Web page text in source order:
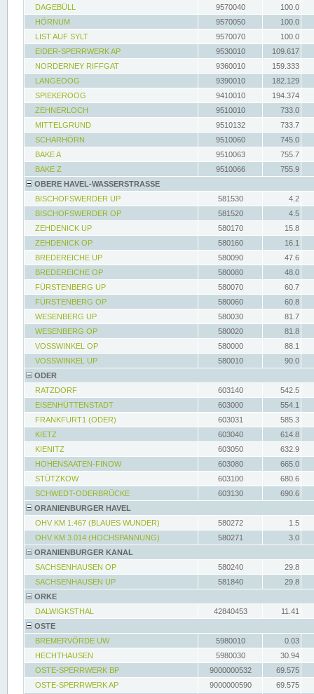
DAGEBÜLL 9570040
100.0
HÖRNUM
9570050
100.0
LIST AUF SYLT
9570070
100.0
EIDER-SPERRWERK AP
9530010
109.617
NORDERNEY RIFFGAT
9360010
159.333
LANGEOOG
9390010
182.129
SPIEKEROOG
9410010
194.374
ZEHNERLOCH
9510010
733.0
MITTELGRUND
9510132
733.7
SCHARHÖRN
9510060
745.0
BAKE A
9510063
755.7
BAKE Z
9510066
755.9
OBERE HAVEL-WASSERSTRASSE
BISCHOFSWERDER UP
581530
4.2
BISCHOFSWERDER OP
581520
4.5
ZEHDENICK UP
580170
15.8
ZEHDENICK OP
580160
16.1
BREDEREICHE UP
580090
47.6
BREDEREICHE OP
580080
48.0
FÜRSTENBERG UP
580070
60.7
FÜRSTENBERG OP
580060
60.8
WESENBERG UP
580030
81.7
WESENBERG OP
580020
81.8
VOSSWINKEL OP
580000
88.1
VOSSWINKEL UP
580010
90.0
ODER
RATZDORF
603140
542.5
EISENHÜTTENSTADT
603000
554.1
FRANKFURT1 (ODER)
603031
585.3
KIETZ
603040
614.8
KIENITZ
603050
632.9
HOHENSAATEN-FINOW
603080
665.0
STÜTZKOW
603100
680.6
SCHWEDT-ODERBRÜCKE
603130
690.6
ORANIENBURGER HAVEL
OHV KM 1.467 (BLAUES WUNDER)
580272
1.5
OHV KM 3.014 (HOCHSPANNUNG)
580271
3.0
ORANIENBURGER KANAL
SACHSENHAUSEN OP
580240
29.8
SACHSENHAUSEN UP
581840
29.8
ORKE
DALWIGKSTHAL
42840453
11.41
OSTE
BREMERVÖRDE UW
5980010
0.03
HECHTHAUSEN
5980030
30.94
OSTE-SPERRWERK BP
9000000532
69.575
OSTE-SPERRWERK AP
9000000590
69.575